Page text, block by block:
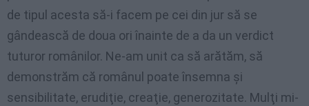
de tipul acesta să-i facem pe cei din jur să se
gândească de doua ori înainte de a da un verdict
tuturor românilor. Ne-am unit ca să arătăm, să
demonstrăm că românul poate însemna şi
sensibilitate, erudiţie, creaţie, generozitate. Mulţi mi-